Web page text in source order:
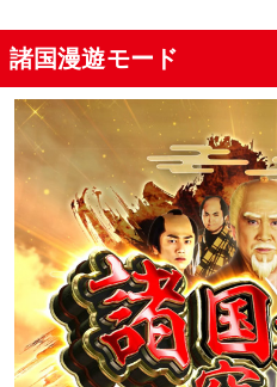
諸国漫遊モード